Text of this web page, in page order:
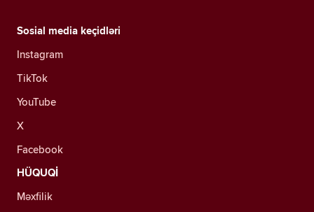
Sosial media keçidləri
Instagram
TikTok
YouTube
X
Facebook
HÜQUQİ
Məxfilik